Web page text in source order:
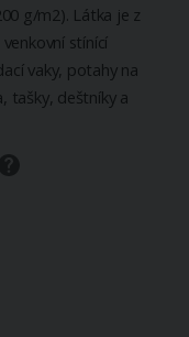
g/m2). Látka je z
stínící
vaky, potahy na
tašky, deštníky a